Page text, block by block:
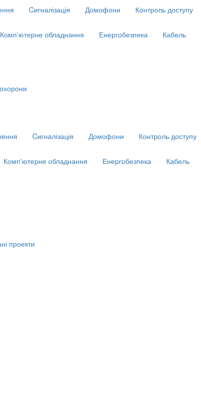
Cигналізація Домофони Контроль доступу
Комп'ютерне обладнання Енергобезпека Кабель
Cигналізація Домофони Контроль доступу
Комп'ютерне обладнання Енергобезпека Кабель
проекти